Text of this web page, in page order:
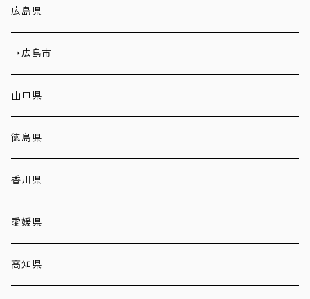
広島県
→広島市
山口県
徳島県
香川県
愛媛県
高知県